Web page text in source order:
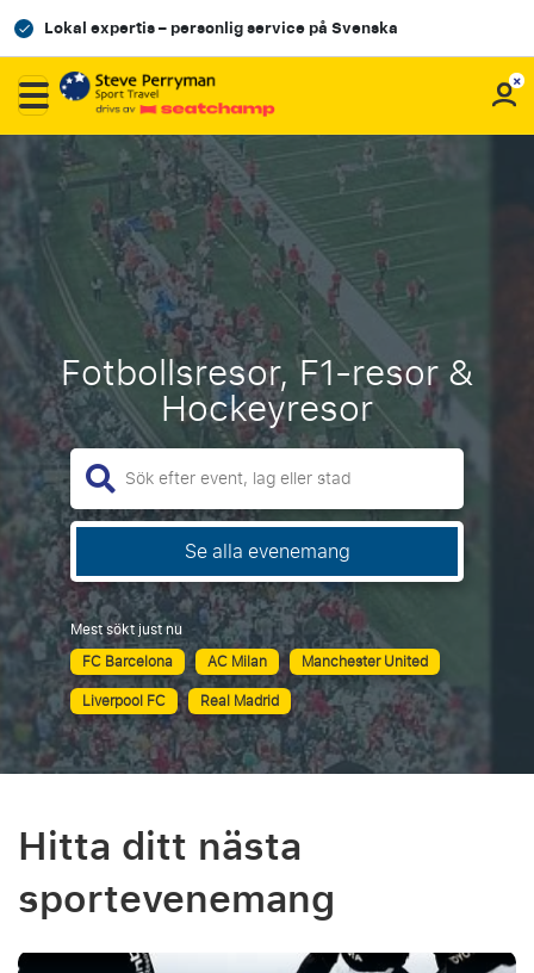
Lokal expertis – personlig service på Svenska
Fotbollsresor, F1-resor &
Hockeyresor
Se alla evenemang
Mest sökt just nu
FC Barcelona
AC Milan
Manchester United
Liverpool FC
Real Madrid
Hitta ditt nästa
sportevenemang